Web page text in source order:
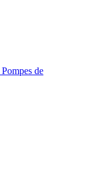
Pompes de